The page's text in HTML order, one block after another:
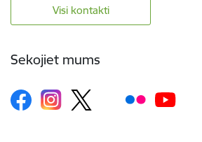
Visi kontakti
Sekojiet mums